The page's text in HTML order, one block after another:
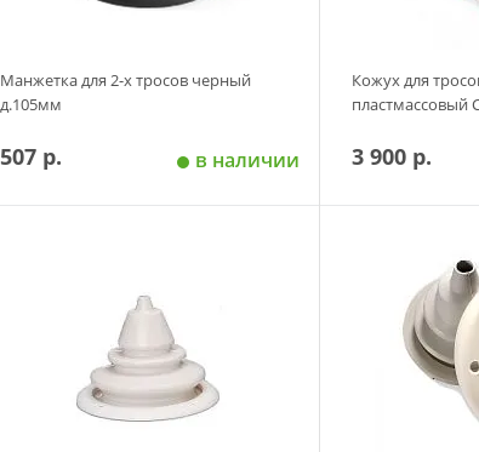
Манжетка для 2-х тросов черный
д.105мм
507 р. в наличии
Кожух для
пластмассовый
3 900 р.